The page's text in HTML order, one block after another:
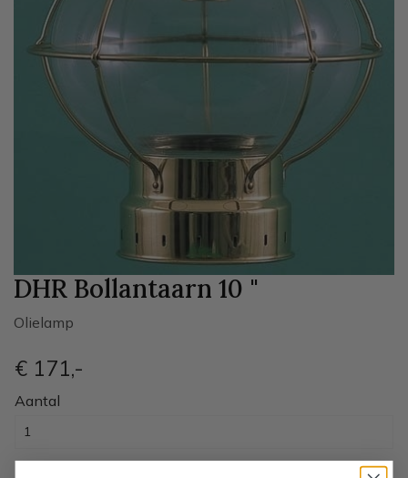
DHR Bollantaarn 10 "
Olielamp
€ 171,-
Aantal